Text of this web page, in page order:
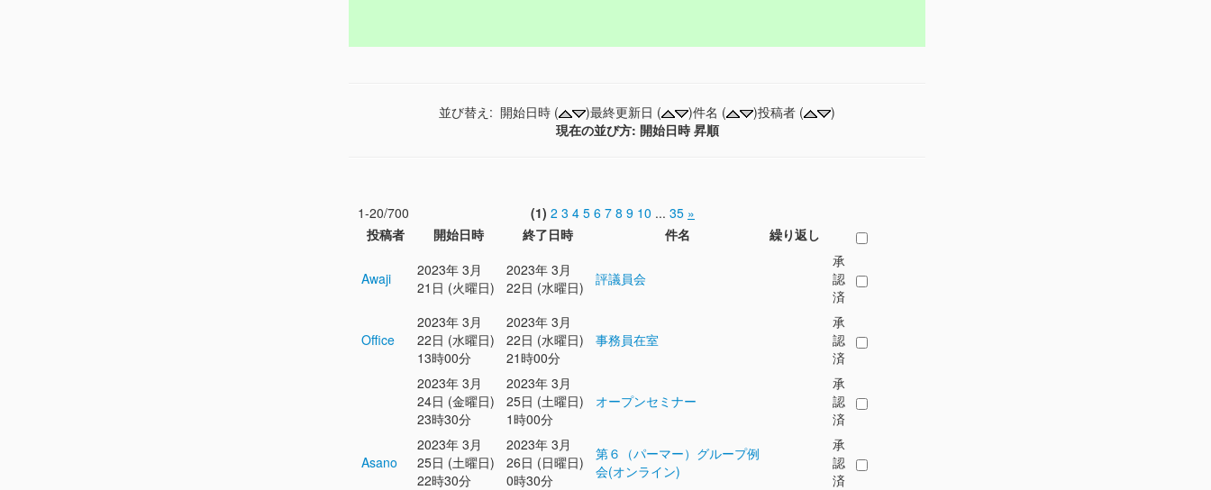
並び替え: 開始日時 ( )最終更新日 ( )件名 ( )投稿者 (
)
現在の並び方: 開始日時 昇順
1-20/700 (1) 2 3 4 5 6 7 8 9 10 ... 35 »
投稿者
開始日時 終了日時 件名 繰り返し
Awaji
2023年 3月
21日 (火曜日)
2023年 3月
22日 (水曜日)
評議員会
承
認
済
Office
2023年 3月
22日 (水曜日)
13時00分
2023年 3月
22日 (水曜日)
21時00分
事務員在室
承
認
済
2023年 3月
24日 (金曜日)
23時30分
2023年 3月
25日 (土曜日)
1時00分
オープンセミナー
承
認
済
Asano
2023年 3月
25日 (土曜日)
22時30分
2023年 3月
26日 (日曜日)
0時30分
第６（パーマー）グループ例
会(オンライン)
承
認
済